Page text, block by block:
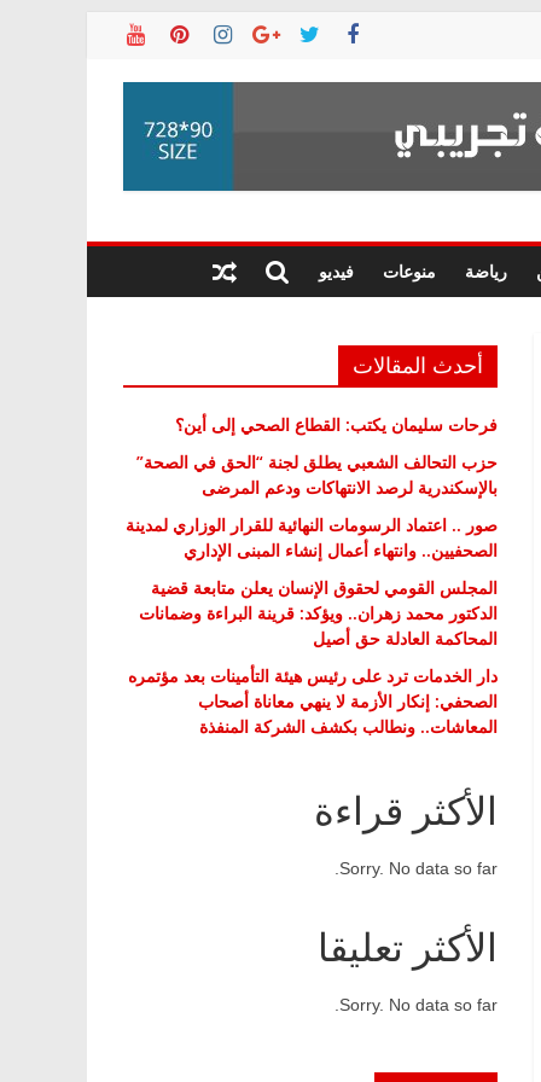
رياضة منوعات فيديو
أحدث المقالات
فرحات سليمان يكتب: القطاع الصحي إلى أين؟
حزب التحالف الشعبي يطلق لجنة “الحق في الصحة”
بالإسكندرية لرصد الانتهاكات ودعم المرضى
صور .. اعتماد الرسومات النهائية للقرار الوزاري لمدينة
الصحفيين.. وانتهاء أعمال إنشاء المبنى الإداري
المجلس القومي لحقوق الإنسان يعلن متابعة قضية
الدكتور محمد زهران.. ويؤكد: قرينة البراءة وضمانات
المحاكمة العادلة حق أصيل
دار الخدمات ترد على رئيس هيئة التأمينات بعد مؤتمره
الصحفي: إنكار الأزمة لا ينهي معاناة أصحاب
المعاشات.. ونطالب بكشف الشركة المنفذة
الأكثر قراءة
Sorry. No data so far.
الأكثر تعليقا
Sorry. No data so far.